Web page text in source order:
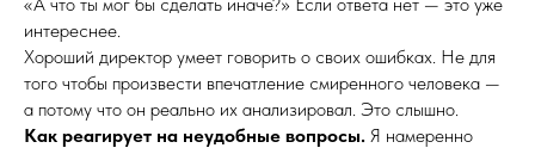
интереснее.
Хороший директор умеет говорить о своих ошибках. Не для
того чтобы произвести впечатление смиренного человека —
а потому что он реально их анализировал. Это слышно.
Как реагирует на неудобные вопросы. Я намеренно